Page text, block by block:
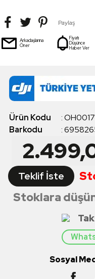
Paylaş
Arkadaşlarına
Öner
Fiyatı
Düşünce
Haber Ver
Ürün Kodu :
Barkodu
:
Teklif İste
Stoklara
Sosyal